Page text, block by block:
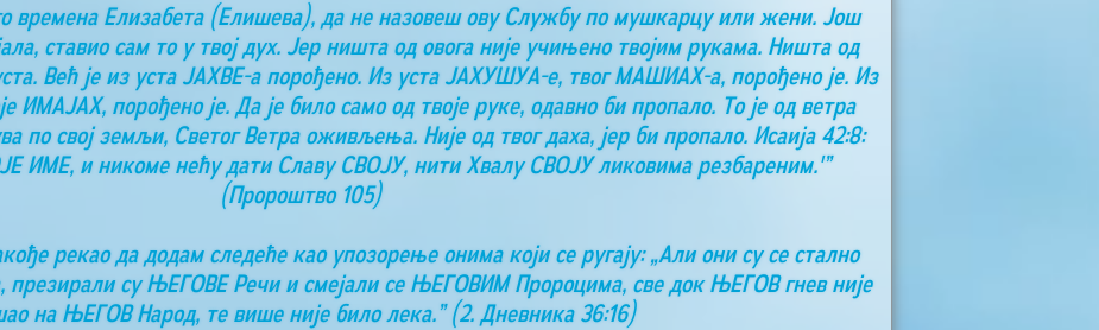
времена Елизабета (Елишева), да не назовеш ову Службу по мушкарцу или жени. Још
ставио сам то у твој дух. Јер ништа од овога није учињено твојим рукама. Ништа од
Већ је из уста ЈАХВЕ-а порођено. Из уста ЈАХУШУА-е, твог МАШИАХ-а, порођено је. Из
порођено је. Да је било само од твоје руке, одавно би пропало. То је од ветра
свој земљи, Светог Ветра оживљења. Није од твог даха, јер би пропало. Исаија 42:8:
ИМЕ, и никоме нећу дати Славу СВОЈУ, нити Хвалу СВОЈУ ликовима резбареним.'”
(Пророштво 105)
рекао да додам следеће као упозорење онима који се ругају: „Али они су се стално
презирали су ЊЕГОВЕ Речи и смејали се ЊЕГОВИМ Пророцима, све док ЊЕГОВ гнев није
на ЊЕГОВ Народ, те више није било лека.” (2. Дневника 36:16)